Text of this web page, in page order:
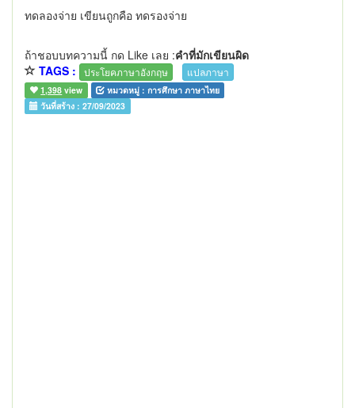
ทดลองจ่าย เขียนถูกคือ ทดรองจ่าย
ถ้าชอบบทความนี้ กด Like เลย :คำที่มักเขียนผิด
TAGS :
ประโยคภาษาอังกฤษ แปลภาษา
1,398 view หมวดหมู่ : การศึกษา ภาษาไทย
วันที่สร้าง :27/09/2023